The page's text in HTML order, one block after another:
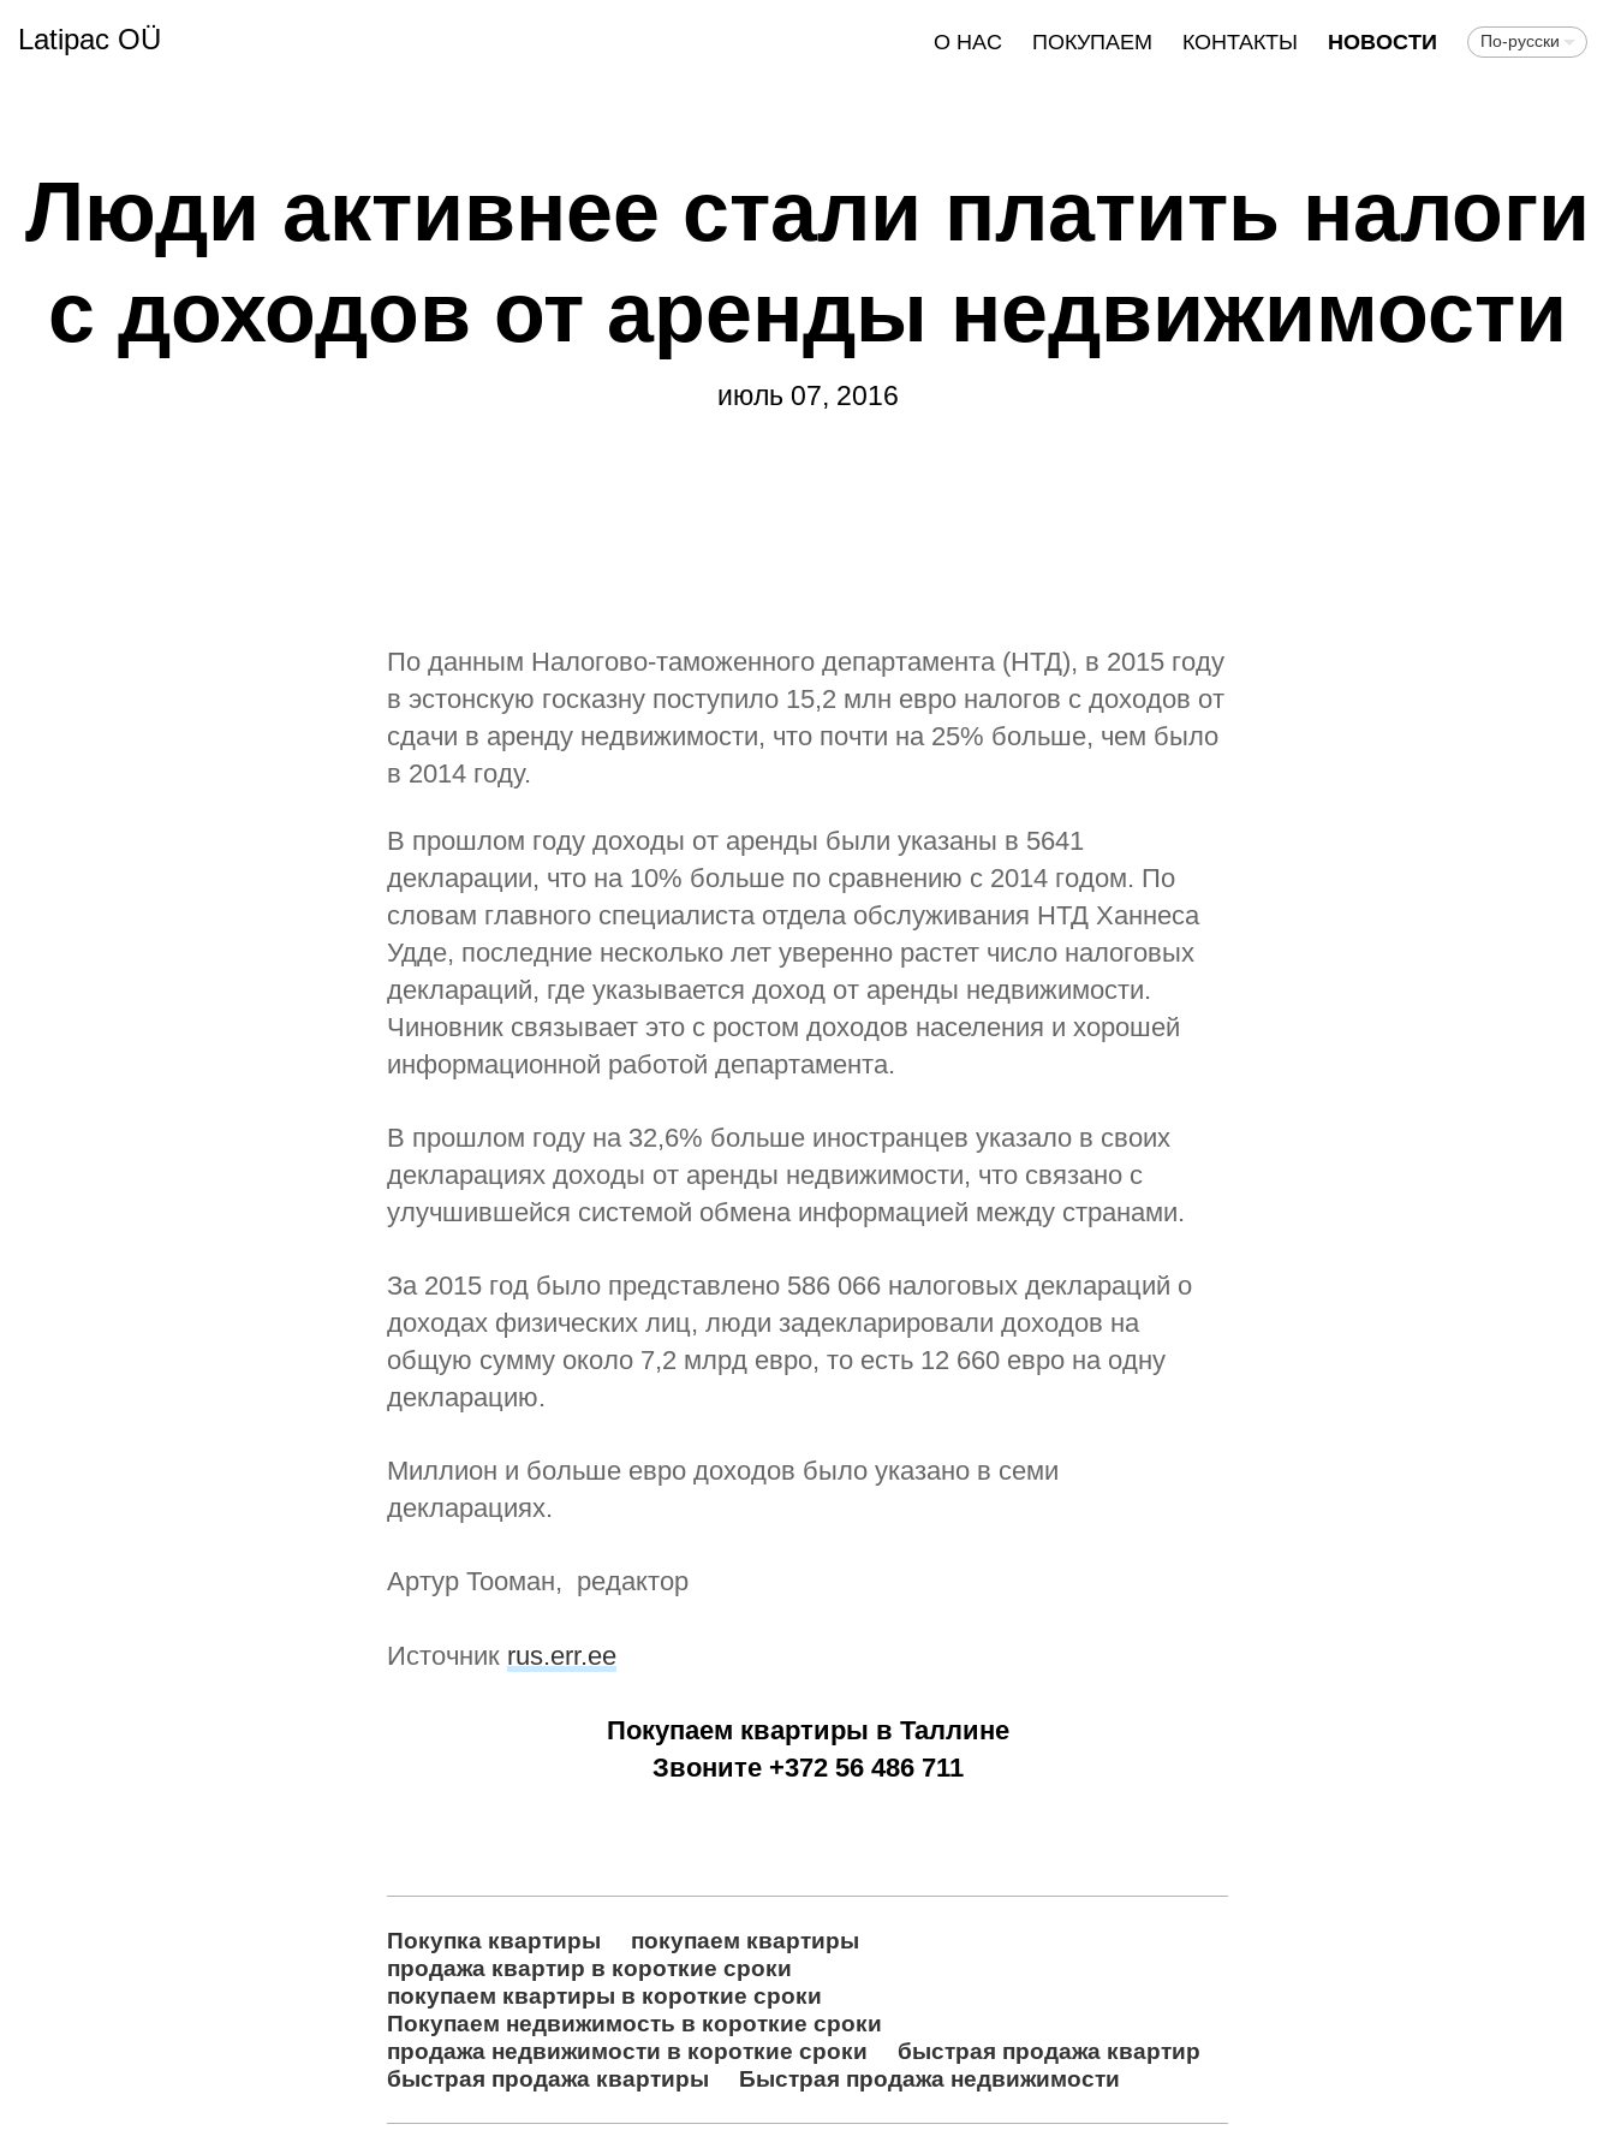
Latipac OÜ О НАС ПОКУПАЕМ КОНТАКТЫ НОВОСТИ По-русски
Люди активнее стали платить налоги
с доходов от аренды недвижимости
июль 07, 2016
По данным Налогово-таможенного департамента (НТД), в 2015 году
в эстонскую госказну поступило 15,2 млн евро налогов с доходов от
сдачи в аренду недвижимости, что почти на 25% больше, чем было
в 2014 году.
В прошлом году доходы от аренды были указаны в 5641
декларации, что на 10% больше по сравнению с 2014 годом. По
словам главного специалиста отдела обслуживания НТД Ханнеса
Удде, последние несколько лет уверенно растет число налоговых
деклараций, где указывается доход от аренды недвижимости.
Чиновник связывает это с ростом доходов населения и хорошей
информационной работой департамента.
В прошлом году на 32,6% больше иностранцев указало в своих
декларациях доходы от аренды недвижимости, что связано с
улучшившейся системой обмена информацией между странами.
За 2015 год было представлено 586 066 налоговых деклараций о
доходах физических лиц, люди задекларировали доходов на
общую сумму около 7,2 млрд евро, то есть 12 660 евро на одну
декларацию.
Миллион и больше евро доходов было указано в семи
декларациях.
Артур Тооман, редактор
Источник rus.err.ee
Покупаем квартиры в Таллине
Звоните +372 56 486 711
Покупка квартиры
покупаем квартиры
продажа квартир в короткие сроки
покупаем квартиры в короткие сроки
Покупаем недвижимость в короткие сроки
продажа недвижимости в короткие сроки
быстрая продажа квартир
быстрая продажа квартиры
Быстрая продажа недвижимости